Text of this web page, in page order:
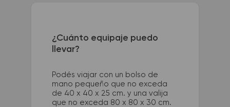
¿Cuánto equipaje puedo
llevar?
Podés viajar con un bolso de
mano pequeño que no exceda
de 40 x 40 x 25 cm. y una valija
que no exceda 80 x 80 x 30 cm.